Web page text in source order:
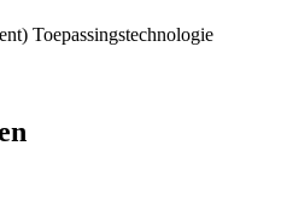
Toepassingstechnologie